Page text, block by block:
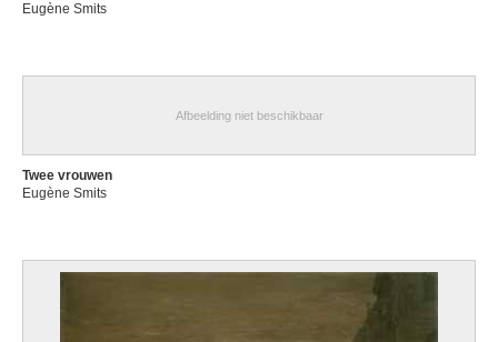
Eugène Smits
Afbeelding niet beschikbaar
Twee vrouwen
Eugène Smits